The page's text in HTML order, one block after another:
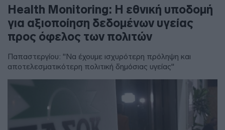
Health Monitoring: Η εθνική υποδομή
για αξιοποίηση δεδομένων υγείας
προς όφελος των πολιτών
Παπαστεργίου: "Να έχουμε ισχυρότερη πρόληψη και
αποτελεσματικότερη πολιτική δημόσιας υγείας"